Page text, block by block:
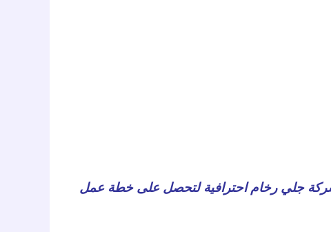
شركة جلي رخام احترافية لتحصل على خطة عمل